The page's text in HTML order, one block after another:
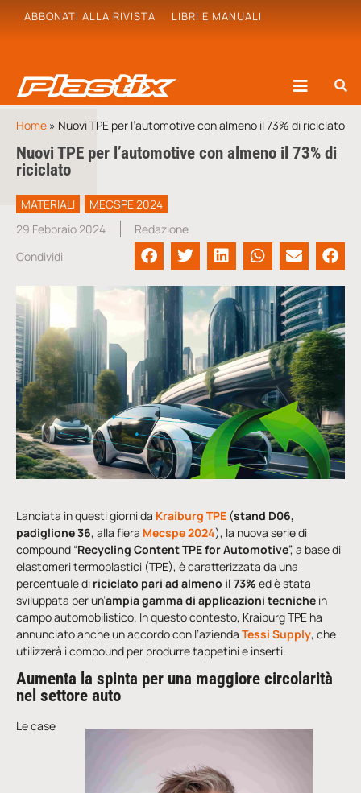
ABBONATI ALLA RIVISTA LIBRI E MANUALI
Home » Nuovi TPE per l’automotive con almeno il 73% di riciclato
Nuovi TPE per l’automotive con almeno il 73% di
riciclato
MATERIALI
MECSPE 2024
29 Febbraio 2024
Redazione
Condividi
Lanciata in questi giorni da Kraiburg TPE (stand D06,
padiglione 36, alla fiera Mecspe 2024), la nuova serie di
compound “Recycling Content TPE for Automotive”, a base di
elastomeri termoplastici (TPE), è caratterizzata da una
percentuale di riciclato pari ad almeno il 73% ed è stata
sviluppata per un’ampia gamma di applicazioni tecniche in
campo automobilistico. In questo contesto, Kraiburg TPE ha
annunciato anche un accordo con l’azienda Tessi Supply, che
utilizzerà i compound per produrre tappetini e inserti.
Aumenta la spinta per una maggiore circolarità
nel settore auto
Le case